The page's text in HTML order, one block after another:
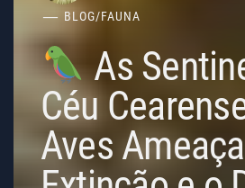
BLOG/FAUNA
As
Céu
Aves